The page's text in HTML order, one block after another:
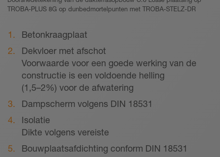
TROBA-PLUS 8G op dunbedmortelpunten met TROBA-STELZ-DR
Betonkraagplaat
Dekvloer met afschot
Voorwaarde voor een goede werking van de
constructie is een voldoende helling
(1,5–2%) voor de afwatering
Dampscherm volgens DIN 18531
Isolatie
Dikte volgens vereiste
Bouwplaatsafdichting conform DIN 18531